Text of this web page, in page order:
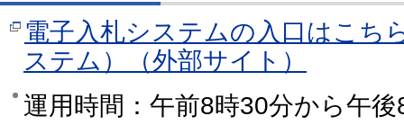
電子入札システムの入口はこち
ステム）（外部サイト）
運用時間：午前8時30分から午